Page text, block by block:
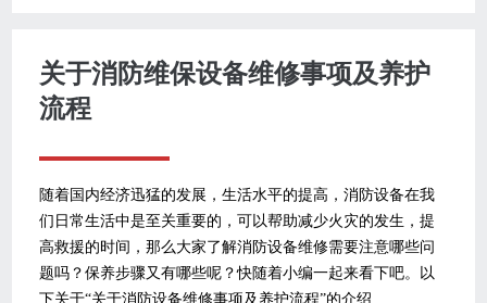
关于消防维保设备维修事项及养护
流程
随着国内经济迅猛的发展，生活水平的提高，消防设备在我
们日常生活中是至关重要的，可以帮助减少火灾的发生，提
高救援的时间，那么大家了解消防设备维修需要注意哪些问
题吗？保养步骤又有哪些呢？快随着小编一起来看下吧。以
下关于“关于消防设备维修事项及养护流程”的介绍...